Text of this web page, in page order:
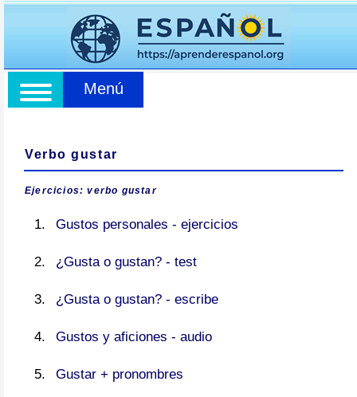
Menú
Verbo gustar
Ejercicios: verbo gustar
Gustos personales - ejercicios
¿Gusta o gustan? - test
¿Gusta o gustan? - escribe
Gustos y aficiones - audio
Gustar + pronombres